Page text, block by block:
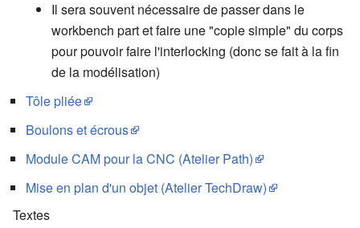
Il sera souvent nécessaire de passer dans le
workbench part et faire une "copie simple" du corps
pour pouvoir faire l'interlocking (donc se fait à la fin
de la modélisation)
Tôle pliée
Boulons et écrous
Module CAM pour la CNC (Atelier Path)
Mise en plan d'un objet (Atelier TechDraw)
Textes